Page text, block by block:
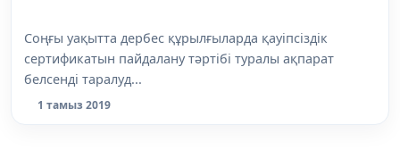
Соңғы уақытта дербес құрылғыларда қауіпсіздік
сертификатын пайдалану тәртібі туралы ақпарат
белсенді таралуд...
1 тамыз 2019